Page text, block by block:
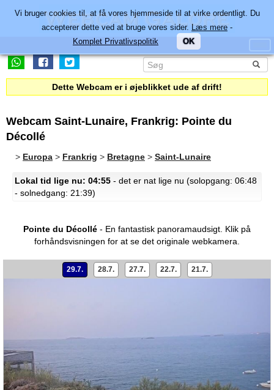
Dette Webcam er i øjeblikket ude af drift!
Webcam Saint-Lunaire, Frankrig: Pointe du
Décollé
> Europa > Frankrig > Bretagne > Saint-Lunaire
Lokal tid lige nu: 04:55 - det er nat lige nu (solopgang: 06:48
- solnedgang: 21:39)
Pointe du Décollé - En fantastisk panoramaudsigt. Klik på
forhåndsvisningen for at se det originale webkamera.
29.7. 28.7. 27.7. 22.7. 21.7.
Vi bruger cookies til, at få vores hjemmeside til at virke ordentligt. Du
accepterer dette ved at bruge vores sider. Læs mere -
Komplet Privatlivspolitik
OK